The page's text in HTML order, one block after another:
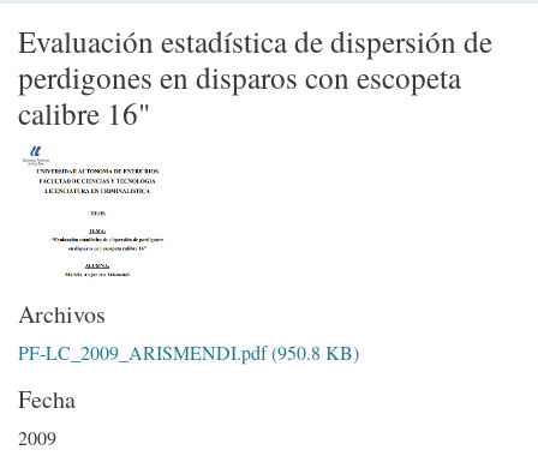
Evaluación estadística de dispersión de
perdigones en disparos con escopeta
calibre 16"
Archivos
PF-LC_2009_ARISMENDI.pdf(950.8 KB)
Fecha
2009